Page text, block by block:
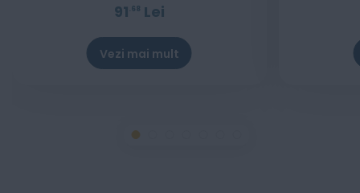
91 68 Lei
Vezi mai mult